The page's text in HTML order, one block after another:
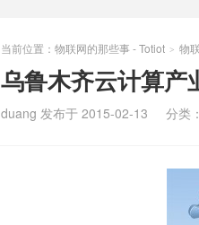
当前位置： 物联网的那些事 - Totiot > 物
乌鲁木齐云计算产
duang 发布于 2015-02-13 分类：